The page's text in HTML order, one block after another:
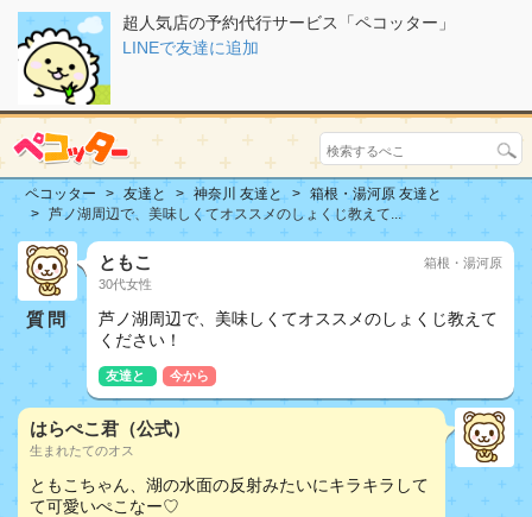
超人気店の予約代行サービス「ペコッター」
LINEで友達に追加
ペコッター 友達と 神奈川 友達と
箱根・湯河原 友達と
芦ノ湖周辺で、美味しくてオススメのしょくじ教えて...
質問
ともこ
30代女性
箱根・湯河原
芦ノ湖周辺で、美味しくてオススメのしょくじ教えて
ください！
友達と 今から
はらぺこ君（公式）
生まれたてのオス
ともこちゃん、湖の水面の反射みたいにキラキラして
て可愛いぺこなー♡